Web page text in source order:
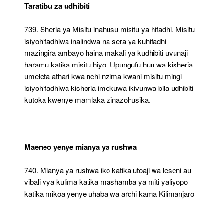
Taratibu za udhibiti
739. Sheria ya Misitu inahusu misitu ya hifadhi. Misitu
isiyohifadhiwa inalindwa na sera ya kuhifadhi
mazingira ambayo haina makali ya kudhibiti uvunaji
haramu katika misitu hiyo. Upungufu huu wa kisheria
umeleta athari kwa nchi nzima kwani misitu mingi
isiyohifadhiwa kisheria imekuwa ikivunwa bila udhibiti
kutoka kwenye mamlaka zinazohusika.
Maeneo yenye mianya ya rushwa
740. Mianya ya rushwa iko katika utoaji wa leseni au
vibali vya kulima katika mashamba ya miti yaliyopo
katika mikoa yenye uhaba wa ardhi kama Kilimanjaro